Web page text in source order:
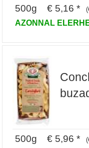
500g € 5,16 *
AZONNAL
500g € 5,96 *